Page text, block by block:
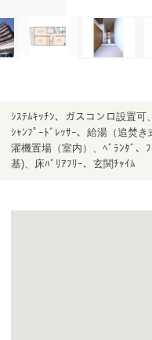
ｼｽﾃﾑｷｯﾁﾝ、ガスコンロ設置可
ｼｬﾝﾌﾟｰﾄﾞﾚｯｻｰ、給湯（追焚
濯機置場（室内）、ﾍﾞﾗﾝﾀﾞ、
基)、床ﾊﾞﾘｱﾌﾘｰ、玄関ﾁｬｲﾑ